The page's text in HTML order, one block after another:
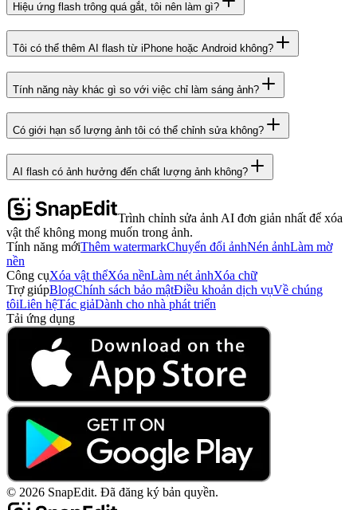
Hiệu ứng flash trông quá gắt, tôi nên làm gì?
Tôi có thể thêm AI flash từ iPhone hoặc Android không?
Tính năng này khác gì so với việc chỉ làm sáng ảnh?
Có giới hạn số lượng ảnh tôi có thể chỉnh sửa không?
AI flash có ảnh hưởng đến chất lượng ảnh không?
Trình chỉnh sửa ảnh AI đơn giản nhất để xóa
vật thể không mong muốn trong ảnh.
Tính năng mớiThêm watermarkChuyển đổi ảnhNén ảnhLàm mờ
nền
Công cụXóa vật thểXóa nềnLàm nét ảnhXóa chữ
Trợ giúpBlogChính sách bảo mậtĐiều khoản dịch vụVề chúng
tôiLiên hệTác giảDành cho nhà phát triển
Tải ứng dụng
© 2026 SnapEdit. Đã đăng ký bản quyền.